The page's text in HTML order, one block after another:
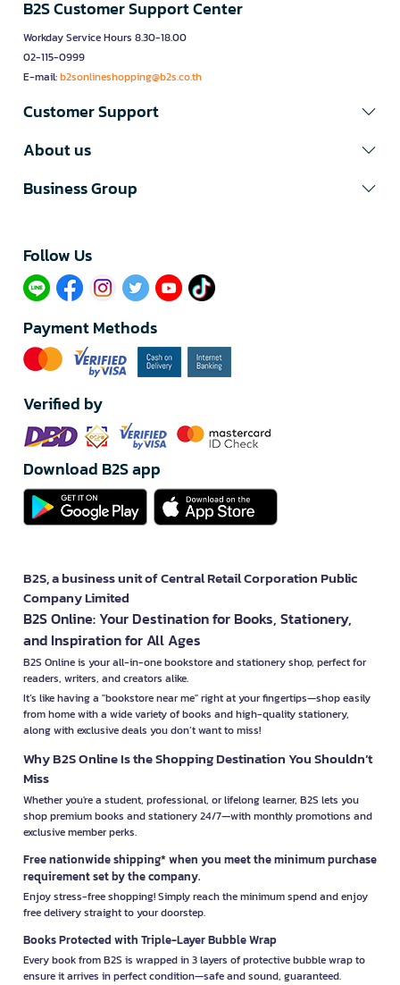
B2S Customer Support Center
Workday Service Hours 8.30-18.00
02-115-0999
E-mail:b2sonlineshopping@b2s.co.th
Customer Support
About us
Business Group
Follow Us​
Payment Methods
Verified by
Download B2S app
B2S, a business unit of Central Retail Corporation Public
Company Limited
B2S Online: Your Destination for Books, Stationery,
and Inspiration for All Ages
B2S Online is your all-in-one bookstore and stationery shop, perfect for
readers, writers, and creators alike.
It’s like having a "bookstore near me" right at your fingertips—shop easily
from home with a wide variety of books and high-quality stationery,
along with exclusive deals you don’t want to miss!
Why B2S Online Is the Shopping Destination You Shouldn’t
Miss
Whether you're a student, professional, or lifelong learner, B2S lets you
shop premium books and stationery 24/7—with monthly promotions and
exclusive member perks.
Free nationwide shipping* when you meet the minimum purchase
requirement set by the company.
Enjoy stress-free shopping! Simply reach the minimum spend and enjoy
free delivery straight to your doorstep.
Books Protected with Triple-Layer Bubble Wrap
Every book from B2S is wrapped in 3 layers of protective bubble wrap to
ensure it arrives in perfect condition—safe and sound, guaranteed.